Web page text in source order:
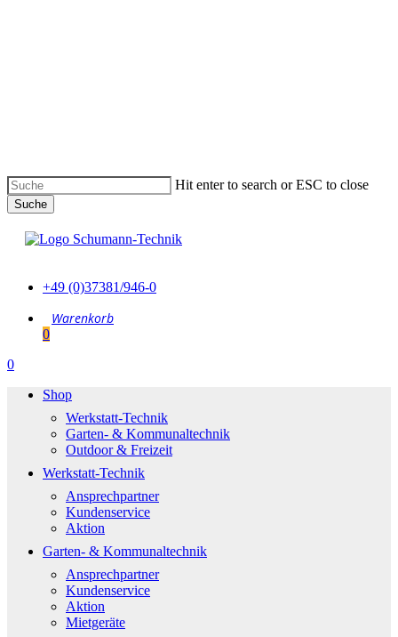
Hit enter to search or ESC to close
Suche
schließen
+49 (0)37381/946-0
0
Menu
0
Shop
Werkstatt-Technik
Garten- & Kommunaltechnik
Outdoor & Freizeit
Werkstatt-Technik
Ansprechpartner
Kundenservice
Aktion
Garten- & Kommunaltechnik
Ansprechpartner
Kundenservice
Aktion
Mietgeräte